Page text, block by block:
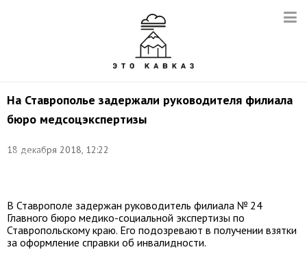
На Ставрополье задержали руководителя филиала
бюро медсоцэкспертизы
18 декабря 2018, 12:22
Станислав
В Ставрополе задержан руководитель филиала № 24
Главного бюро медико-социальной экспертизы по
Ставропольскому краю. Его подозревают в получении взятки
за оформление справки об инвалидности.